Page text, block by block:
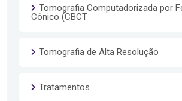
Tomografia Computadorizada por
Cônico (CBCT
Tomografia de Alta Resolução
Tratamentos